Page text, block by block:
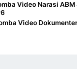
Video Narasi
Video